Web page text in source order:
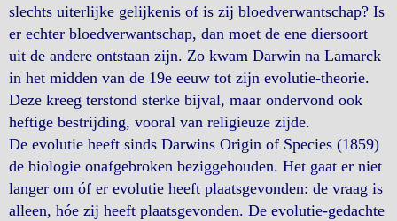
slechts uiterlijke gelijkenis of is zij bloedverwantschap? Is
er echter bloedverwantschap, dan moet de ene diersoort
uit de andere ontstaan zijn. Zo kwam Darwin na Lamarck
in het midden van de 19e eeuw tot zijn evolutie-theorie.
Deze kreeg terstond sterke bijval, maar ondervond ook
heftige bestrijding, vooral van religieuze zijde.
De evolutie heeft sinds Darwins Origin of Species (1859)
de biologie onafgebroken beziggehouden. Het gaat er niet
langer om óf er evolutie heeft plaatsgevonden: de vraag is
alleen, hóe zij heeft plaatsgevonden. De evolutie-gedachte